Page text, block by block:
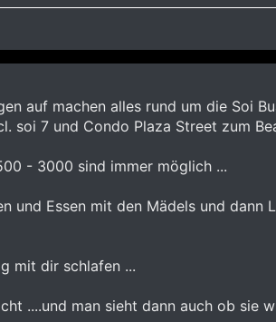
auf machen alles rund um die Soi
soi 7 und Condo Plaza Street zum
- 3000 sind immer möglich ...
und Essen mit den Mädels und dann
mit dir schlafen ...
....und man sieht dann auch ob sie